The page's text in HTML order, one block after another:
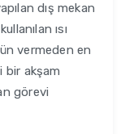
dış mekan
ısı
vermeden en
bir akşam
görevi